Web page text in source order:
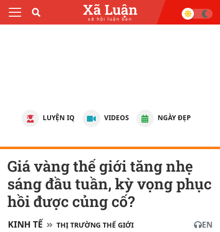
Xã Luận
xã hội luận bàn
LUYỆN IQ VIDEOS NGÀY ĐẸP
Giá vàng thế giới tăng nhẹ
sáng đầu tuần, kỳ vọng phục
hồi được củng cố?
KINH TẾ THỊ TRƯỜNG THẾ GIỚI
EN